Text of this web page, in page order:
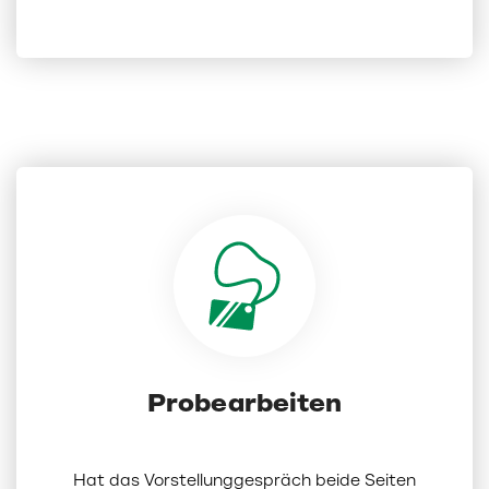
Probearbeiten
Hat das Vorstellunggespräch beide Seiten